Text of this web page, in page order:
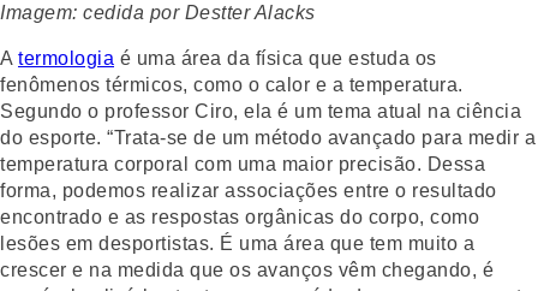
Imagem: cedida por Destter Alacks
A termologia é uma área da física que estuda os
fenômenos térmicos, como o calor e a temperatura.
Segundo o professor Ciro, ela é um tema atual na ciência
do esporte. “Trata-se de um método avançado para medir a
temperatura corporal com uma maior precisão. Dessa
forma, podemos realizar associações entre o resultado
encontrado e as respostas orgânicas do corpo, como
lesões em desportistas. É uma área que tem muito a
crescer e na medida que os avanços vêm chegando, é